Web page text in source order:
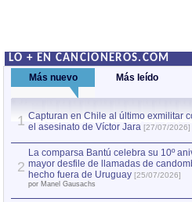
LO + EN CANCIONEROS.COM
Más nuevo Más leído
1 Capturan en Chile al último exmilitar
el asesinato de Víctor Jara [27/07/2026]
2
La comparsa Bantú celebra su 10º
mayor desfile de llamadas de
hecho fuera de Uruguay [25/07/2026]
por Manel Gausachs